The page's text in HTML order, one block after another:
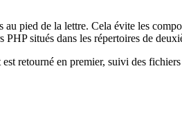
au pied de la lettre. Cela évite les
PHP situés dans les répertoires de
retourné en premier, suivi des